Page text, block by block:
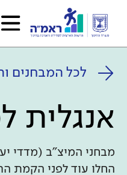
לכל המבחנים
אנגלית
מבחני המיצ"ב (מדדי
החלו עוד לפני הקמת